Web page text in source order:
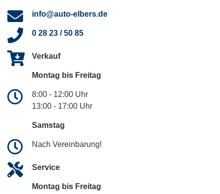
info@auto-elbers.de
0 28 23 / 50 85
Verkauf
Montag bis Freitag
8:00 - 12:00 Uhr
13:00 - 17:00 Uhr
Samstag
Nach Vereinbarung!
Service
Montag bis Freitag